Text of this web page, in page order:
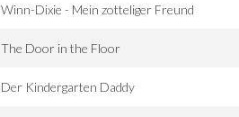
Winn-Dixie - Mein zotteliger Freund
The Door in the Floor
Der Kindergarten Daddy